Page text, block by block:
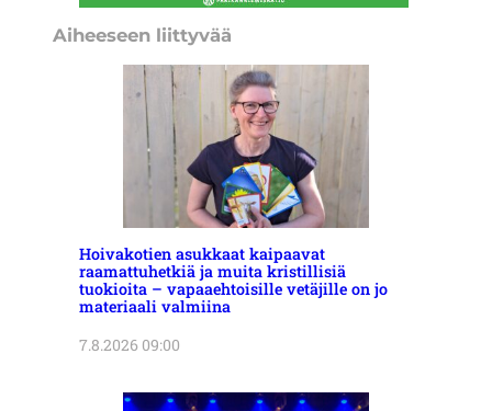
Aiheeseen liittyvää
Hoivakotien asukkaat kaipaavat
raamattuhetkiä ja muita kristillisiä
tuokioita – vapaaehtoisille vetäjille on jo
materiaali valmiina
7.8.2026 09:00